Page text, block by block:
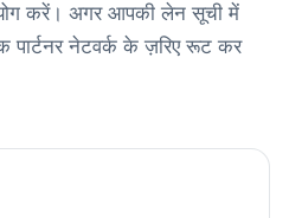
करें। अगर आपकी लेन सूची में
पार्टनर नेटवर्क के ज़रिए रूट कर